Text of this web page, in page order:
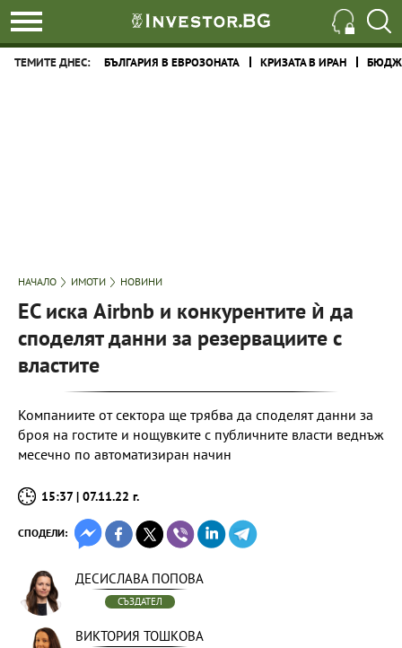
ТЕМИТЕ ДНЕС: БЪЛГАРИЯ В ЕВРОЗОНАТА КРИЗАТА В ИРАН
НАЧАЛО ИМОТИ НОВИНИ
ЕС иска Airbnb и конкурентите ѝ да
споделят данни за резервациите с
властите
Компаниите от сектора ще трябва да споделят данни за
броя на гостите и нощувките с публичните власти веднъж
месечно по автоматизиран начин
15:37 | 07.11.22 г.
СПОДЕЛИ:
ДЕСИСЛАВА ПОПОВА
СЪЗДАТЕЛ
ВИКТОРИЯ ТОШКОВА